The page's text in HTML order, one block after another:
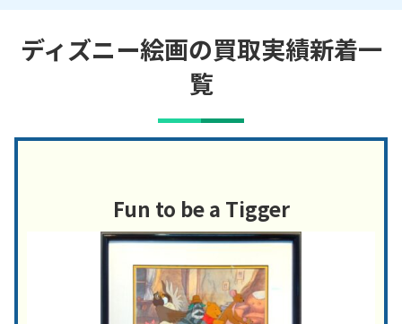
ディズニー絵画の買取実績新着一
覧
Fun to be a Tigger